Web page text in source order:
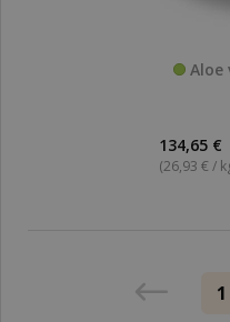
Aloe
134,65 €
(26,93 € /
1